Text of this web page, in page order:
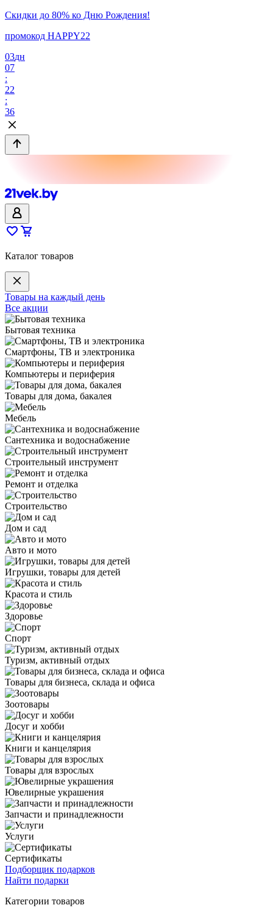
Скидки до 80% ко Дню Рождения!
промокод HAPPY22
03дн
07
:
22
:
36
Каталог товаров
Товары на каждый день
Все акции
Бытовая техника
Смартфоны, ТВ и электроника
Компьютеры и периферия
Товары для дома, бакалея
Мебель
Сантехника и водоснабжение
Строительный инструмент
Ремонт и отделка
Строительство
Дом и сад
Авто и мото
Игрушки, товары для детей
Красота и стиль
Здоровье
Спорт
Туризм, активный отдых
Товары для бизнеса, склада и офиса
Зоотовары
Досуг и хобби
Книги и канцелярия
Товары для взрослых
Ювелирные украшения
Запчасти и принадлежности
Услуги
Сертификаты
Подборщик подарков
Найти подарки
Категории товаров